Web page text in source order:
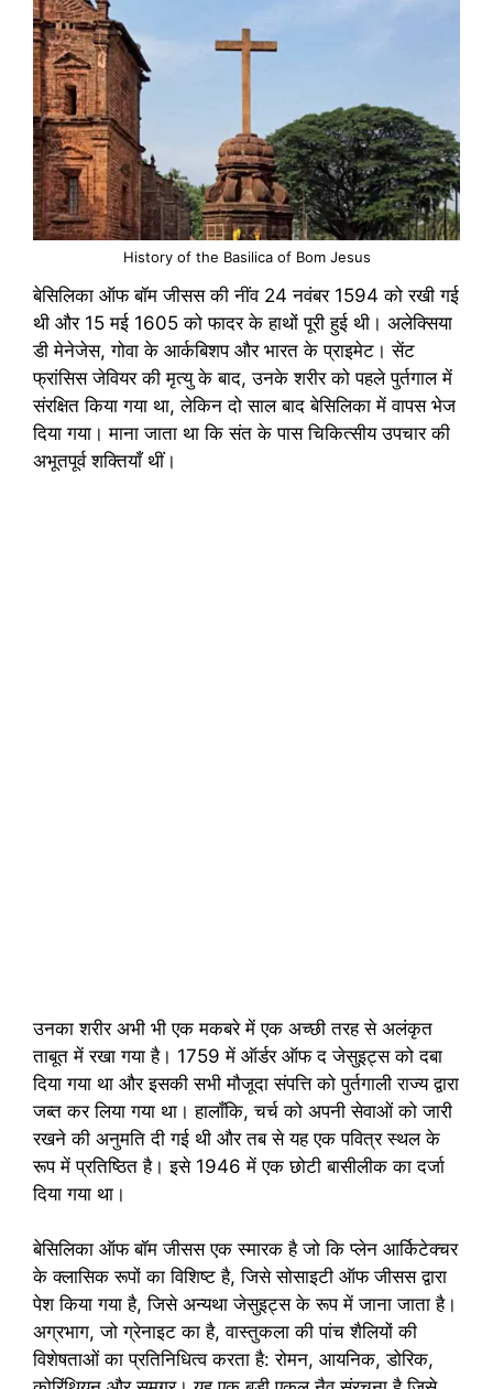
History of the Basilica of Bom Jesus
बेसिलिका ऑफ बॉम जीसस की नींव 24 नवंबर 1594 को रखी गई
थी और 15 मई 1605 को फादर के हाथों पूरी हुई थी। अलेक्सिया
डी मेनेजेस, गोवा के आर्कबिशप और भारत के प्राइमेट। सेंट
फ्रांसिस जेवियर की मृत्यु के बाद, उनके शरीर को पहले पुर्तगाल में
संरक्षित किया गया था, लेकिन दो साल बाद बेसिलिका में वापस भेज
दिया गया। माना जाता था कि संत के पास चिकित्सीय उपचार की
अभूतपूर्व शक्तियाँ थीं।
उनका शरीर अभी भी एक मकबरे में एक अच्छी तरह से अलंकृत
ताबूत में रखा गया है। 1759 में ऑर्डर ऑफ द जेसुइट्स को दबा
दिया गया था और इसकी सभी मौजूदा संपत्ति को पुर्तगाली राज्य द्वारा
जब्त कर लिया गया था। हालाँकि, चर्च को अपनी सेवाओं को जारी
रखने की अनुमति दी गई थी और तब से यह एक पवित्र स्थल के
रूप में प्रतिष्ठित है। इसे 1946 में एक छोटी बासीलीक का दर्जा
दिया गया था।
बेसिलिका ऑफ बॉम जीसस एक स्मारक है जो कि प्लेन आर्किटेक्चर
के क्लासिक रूपों का विशिष्ट है, जिसे सोसाइटी ऑफ जीसस द्वारा
पेश किया गया है, जिसे अन्यथा जेसुइट्स के रूप में जाना जाता है।
अग्रभाग, जो ग्रेनाइट का है, वास्तुकला की पांच शैलियों की
विशेषताओं का प्रतिनिधित्व करता है: रोमन, आयनिक, डोरिक,